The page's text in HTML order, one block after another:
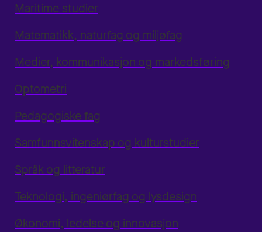
Maritime studier
Matematikk, naturfag og miljøfag
Medier, kommunikasjon og markedsføring
Optometri
Pedagogiske fag
Samfunnsvitenskap og kulturstudier
Språk og litteratur
Teknologi, ingeniørfag og lysdesign
Økonomi, ledelse og innovasjon